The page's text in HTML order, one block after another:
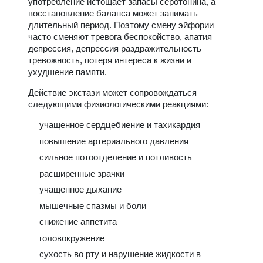
восстановление баланса может занимать
длительный период. Поэтому смену эйфории
часто сменяют тревога беспокойство, апатия
депрессия, депрессия раздражительность
тревожность, потеря интереса к жизни и
ухудшение памяти.
Действие экстази может сопровождаться
следующими физиологическими реакциями:
учащенное сердцебиение и тахикардия
повышение артериального давления
сильное потоотделение и потливость
расширенные зрачки
учащенное дыхание
мышечные спазмы и боли
снижение аппетита
головокружение
сухость во рту и нарушение жидкости в